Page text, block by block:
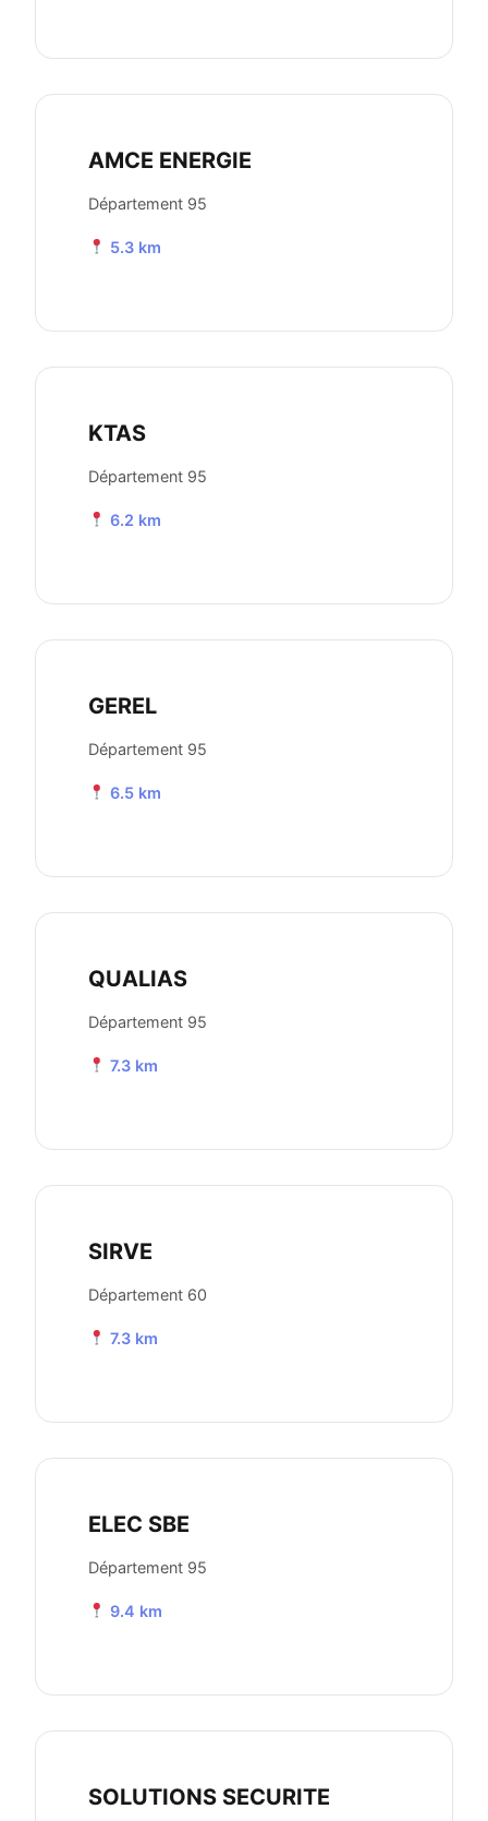
AMCE ENERGIE
Département 95
5.3 km
KTAS
Département 95
6.2 km
GEREL
Département 95
6.5 km
QUALIAS
Département 95
7.3 km
SIRVE
Département 60
7.3 km
ELEC SBE
Département 95
9.4 km
SOLUTIONS SECURITE